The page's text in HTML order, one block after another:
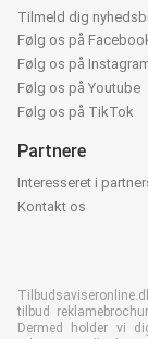
Tilmeld dig
Følg os på
Følg os på
Følg os på Youtube
Følg os på TikTok
Partnere
Interesseret i
Kontakt os
tilbud
Dermed holder vi